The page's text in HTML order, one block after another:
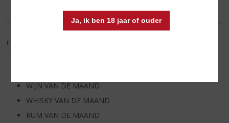
Ja, ik ben 18 jaar of ouder
EXCL. BTW
WIJN VAN DE MAAND
WHISKY VAN DE MAAND
RUM VAN DE MAAND